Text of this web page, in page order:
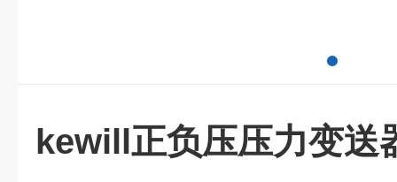
kewill正负压压力变送